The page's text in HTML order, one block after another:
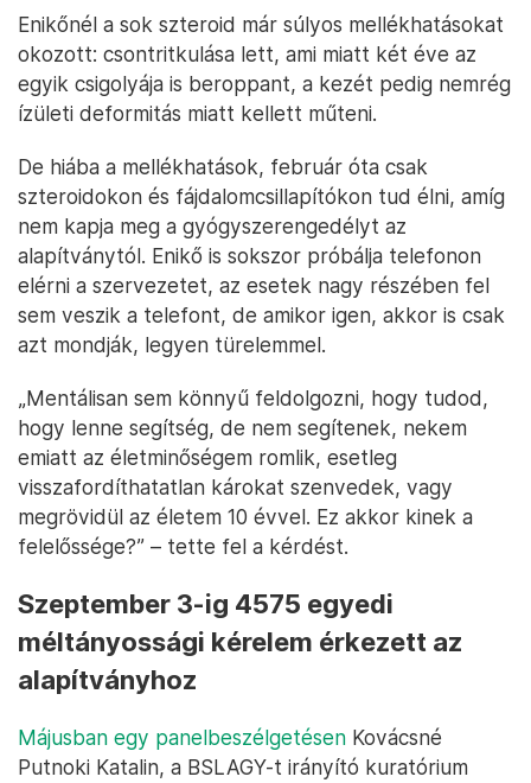
Enikőnél a sok szteroid már súlyos mellékhatásokat
okozott: csontritkulása lett, ami miatt két éve az
egyik csigolyája is beroppant, a kezét pedig nemrég
ízületi deformitás miatt kellett műteni.
De hiába a mellékhatások, február óta csak
szteroidokon és fájdalomcsillapítókon tud élni, amíg
nem kapja meg a gyógyszerengedélyt az
alapítványtól. Enikő is sokszor próbálja telefonon
elérni a szervezetet, az esetek nagy részében fel
sem veszik a telefont, de amikor igen, akkor is csak
azt mondják, legyen türelemmel.
„Mentálisan sem könnyű feldolgozni, hogy tudod,
hogy lenne segítség, de nem segítenek, nekem
emiatt az életminőségem romlik, esetleg
visszafordíthatatlan károkat szenvedek, vagy
megrövidül az életem 10 évvel. Ez akkor kinek a
felelőssége?” – tette fel a kérdést.
Szeptember 3-ig 4575 egyedi
méltányossági kérelem érkezett az
alapítványhoz
Májusban egy panelbeszélgetésen Kovácsné
Putnoki Katalin, a BSLAGY-t irányító kuratórium